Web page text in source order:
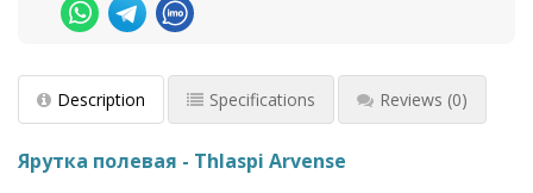
Description Specifications Reviews (0)
Ярутка полевая - Thlaspi Arvense